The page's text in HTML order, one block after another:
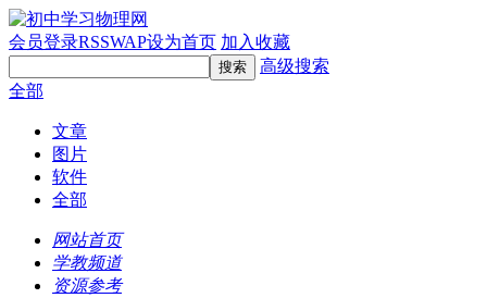
会员登录RSSWAP设为首页 加入收藏
高级搜索
全部
文章
图片
软件
全部
网站首页
学教频道
资源参考